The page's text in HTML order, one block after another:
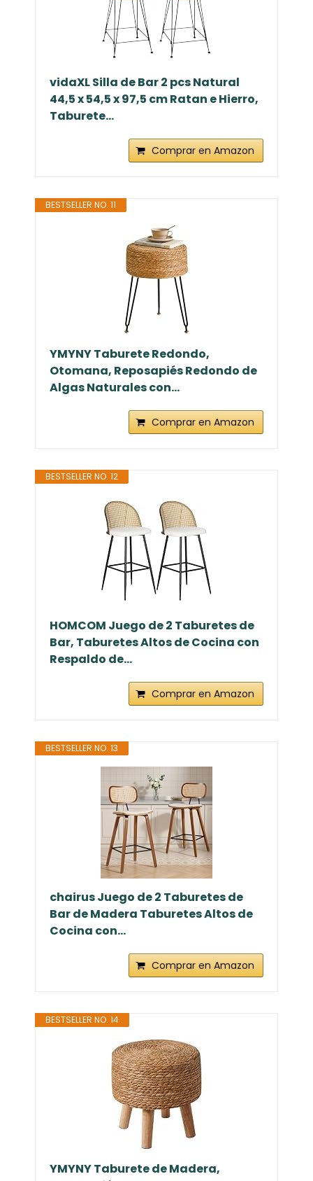
vidaXL Silla de Bar 2 pcs Natural
44,5 x 54,5 x 97,5 cm Ratan e Hierro,
Taburete...
Comprar en Amazon
BESTSELLER NO. 11
YMYNY Taburete Redondo,
Otomana, Reposapiés Redondo de
Algas Naturales con...
Comprar en Amazon
BESTSELLER NO. 12
HOMCOM Juego de 2 Taburetes de
Bar, Taburetes Altos de Cocina con
Respaldo de...
Comprar en Amazon
BESTSELLER NO. 13
chairus Juego de 2 Taburetes de
Bar de Madera Taburetes Altos de
Cocina con...
Comprar en Amazon
BESTSELLER NO. 14
YMYNY Taburete de Madera,